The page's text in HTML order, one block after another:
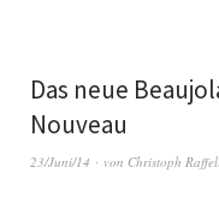
Das neue
Nouveau
23/Juni/14 von Christoph